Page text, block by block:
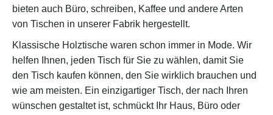
bieten auch Büro, schreiben, Kaffee und andere Arten
von Tischen in unserer Fabrik hergestellt.
Klassische Holztische waren schon immer in Mode. Wir
helfen Ihnen, jeden Tisch für Sie zu wählen, damit Sie
den Tisch kaufen können, den Sie wirklich brauchen und
wie am meisten. Ein einzigartiger Tisch, der nach Ihren
wünschen gestaltet ist, schmückt Ihr Haus, Büro oder